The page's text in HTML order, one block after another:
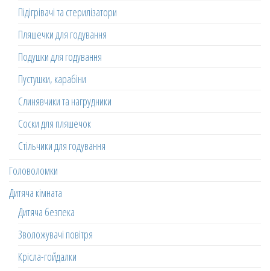
Підігрівачі та стерилізатори
Пляшечки для годування
Подушки для годування
Пустушки, карабіни
Слинявчики та нагрудники
Соски для пляшечок
Стільчики для годування
Головоломки
Дитяча кімната
Дитяча безпека
Зволожувачі повітря
Крісла-гойдалки